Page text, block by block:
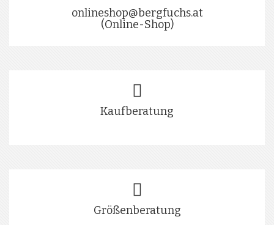
onlineshop@bergfuchs.at
(Online-Shop)
Kaufberatung
Größenberatung